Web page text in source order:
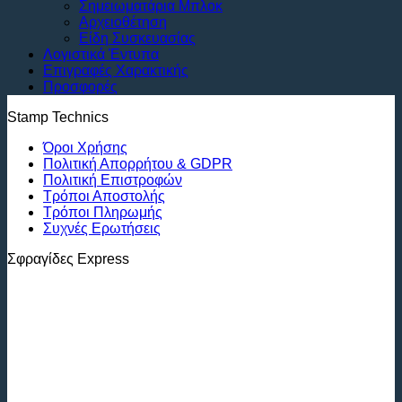
Σημειωματάρια Μπλοκ
Αρχειοθέτηση
Είδη Συσκευασίας
Λογιστικά Έντυπα
Επιγραφές Χαρακτικής
Προσφορές
Stamp Technics
Όροι Χρήσης
Πολιτική Απορρήτου & GDPR
Πολιτική Επιστροφών
Τρόποι Αποστολής
Τρόποι Πληρωμής
Συχνές Ερωτήσεις
Σφραγίδες Express